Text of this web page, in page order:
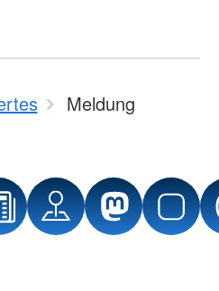
Meldung